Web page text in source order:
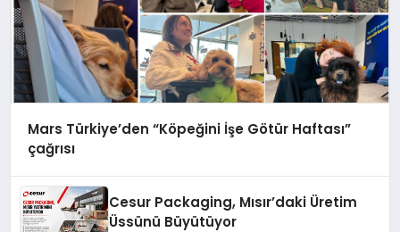
Mars Türkiye’den “Köpeğini İşe Götür Haftası”
çağrısı
Cesur Packaging, Mısır’daki Üretim
Üssünü Büyütüyor